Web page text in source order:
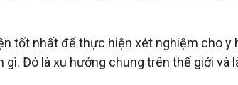
tốt nhất để thực hiện xét nghiệm cho
gì. Đó là xu hướng chung trên thế giới